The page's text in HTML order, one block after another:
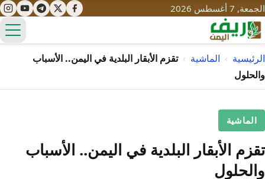
الجمعة, 7 أغسطس 2026
صحة
مياه
طرُق
تنمية
قصص نجاح
مبادرات
سياحة
الرئيسية › الماشية › تقزم الأبقار البلدية في اليمن.. الأسباب
والحلول
الماشية
تقزم الأبقار البلدية في اليمن.. الأسباب
والحلول